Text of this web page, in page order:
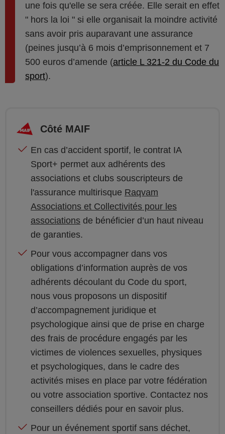
une fois qu'elle se sera créée. Elle serait en effet
" hors la loi " si elle organisait la moindre activité
sans avoir pris auparavant une assurance
(peines jusqu’à 6 mois d’emprisonnement et 7
500 euros d’amende (article L 321-2 du Code du
sport).
Côté MAIF
En cas d’accident sportif, le contrat IA
Sport+ permet aux adhérents des
associations et clubs souscripteurs de
l'assurance multirisque Raqvam
Associations et Collectivités pour les
associations de bénéficier d’un haut niveau
de garanties.
Pour vous accompagner dans vos
obligations d’information auprès de vos
adhérents découlant du Code du sport,
nous vous proposons un dispositif
d’accompagnement juridique et
psychologique ainsi que de prise en charge
des frais de procédure engagés par les
victimes de violences sexuelles, physiques
et psychologiques, dans le cadre des
activités mises en place par votre fédération
ou votre association sportive. Contactez nos
conseillers dédiés pour en savoir plus.
Pour un événement sportif sans déchet,